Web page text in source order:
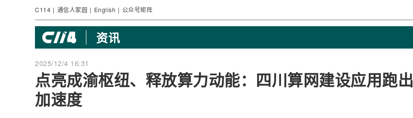
C114 | 通信人家园 | English | 公众号矩阵
资讯
2025/12/4 16:31
点亮成渝枢纽、释放算力动能：四川算网建设应用跑出
加速度